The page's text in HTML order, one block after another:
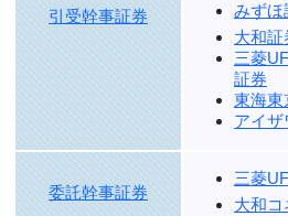
引受幹事証券
みずほ
大和証
三菱
証券
東海東
アイザ
委託幹事証券
三菱
大和コ